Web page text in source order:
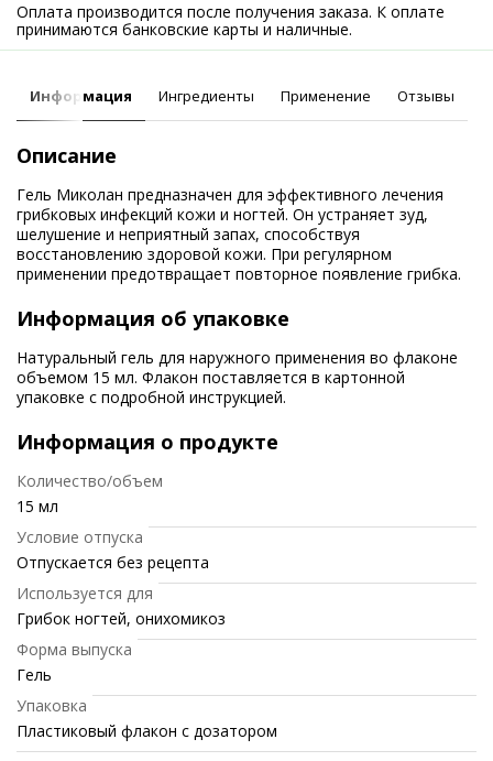
Оплата производится после получения заказа. К оплате
принимаются банковские карты и наличные.
Информация Ингредиенты Применение Отзывы
Описание
Гель Миколан предназначен для эффективного лечения
грибковых инфекций кожи и ногтей. Он устраняет зуд,
шелушение и неприятный запах, способствуя
восстановлению здоровой кожи. При регулярном
применении предотвращает повторное появление грибка.
Информация об упаковке
Натуральный гель для наружного применения во флаконе
объемом 15 мл. Флакон поставляется в картонной
упаковке с подробной инструкцией.
Информация о продукте
Количество/объем
15 мл
Условие отпуска
Отпускается без рецепта
Используется для
Грибок ногтей, онихомикоз
Форма выпуска
Гель
Упаковка
Пластиковый флакон с дозатором